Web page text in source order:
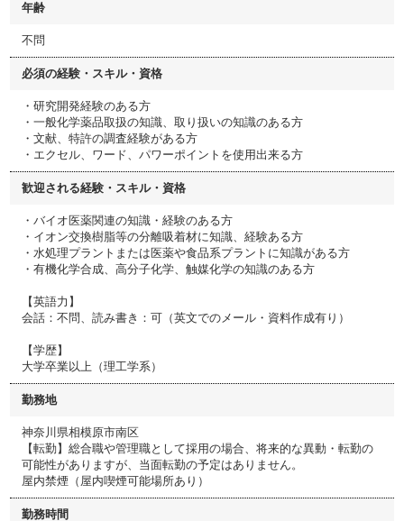
年齢
不問
必須の経験・スキル・資格
・研究開発経験のある方
・一般化学薬品取扱の知識、取り扱いの知識のある方
・文献、特許の調査経験がある方
・エクセル、ワード、パワーポイントを使用出来る方
歓迎される経験・スキル・資格
・バイオ医薬関連の知識・経験のある方
・イオン交換樹脂等の分離吸着材に知識、経験ある方
・水処理プラントまたは医薬や食品系プラントに知識がある方
・有機化学合成、高分子化学、触媒化学の知識のある方
【英語力】
会話：不問、読み書き：可（英文でのメール・資料作成有り）
【学歴】
大学卒業以上（理工学系）
勤務地
神奈川県相模原市南区
【転勤】総合職や管理職として採用の場合、将来的な異動・転勤の
可能性がありますが、当面転勤の予定はありません。
屋内禁煙（屋内喫煙可能場所あり）
勤務時間